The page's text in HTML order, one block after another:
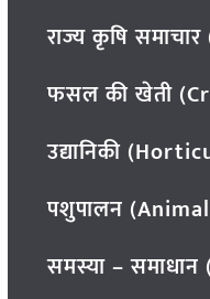
राज्य कृषि
फसल की खेती
उद्यानिकी
पशुपालन
समस्या –